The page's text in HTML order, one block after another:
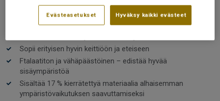
Lue lisää
Käytännöllinen, helppohoitoinen ja kestävä
Sopii erityisen hyvin keittiöön ja eteiseen
Ftalaatiton ja vähäpäästöinen – edistää hyvää
sisäympäristöä
Sisältää 17 % kierrätettyä materiaalia alhaisemman
ympäristövaikutuksen saavuttamiseksi
Evästeasetukset Hyväksy kaikki evästeet